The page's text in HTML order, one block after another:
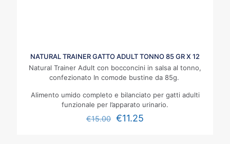
NATURAL TRAINER GATTO ADULT TONNO 85 GR X 12
Natural Trainer Adult con bocconcini in salsa al tonno,
confezionato In comode bustine da 85g.
Alimento umido completo e bilanciato per gatti adulti
funzionale per l’apparato urinario.
€15.00 €11.25